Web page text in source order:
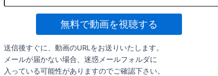
無料で動画を視聴する
送信後すぐに、動画のURLをお送りいたします。
メールが届かない場合、迷惑メールフォルダに
入っている可能性がありますのでご確認下さい。